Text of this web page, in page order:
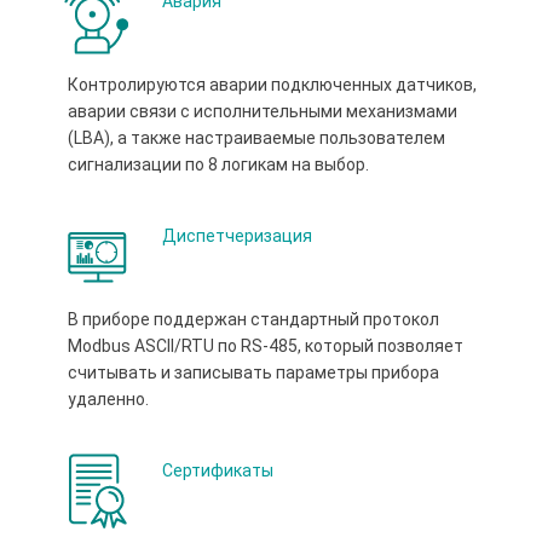
Контролируются аварии подключенных датчиков,
аварии связи с исполнительными механизмами
(LBA), а также настраиваемые пользователем
сигнализации по 8 логикам на выбор.
Диспетчеризация
В приборе поддержан стандартный протокол
Modbus ASCII/RTU по RS-485, который позволяет
считывать и записывать параметры прибора
удаленно.
Сертификаты